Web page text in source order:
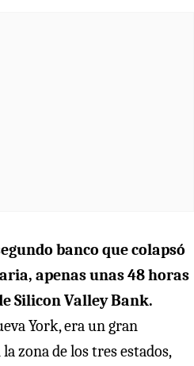
banco que colapsó
apenas unas 48 horas
Silicon Valley Bank.
York, era un gran
zona de los tres estados,